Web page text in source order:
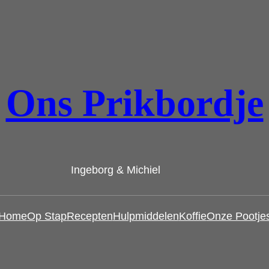
Ons Prikbordje
Ingeborg & Michiel
Op StapReceptenHulpmiddelenKoffieOnze